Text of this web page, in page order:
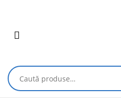
Caută
după: